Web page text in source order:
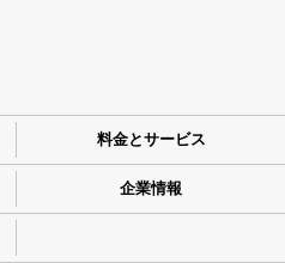
料金とサービス
企業情報